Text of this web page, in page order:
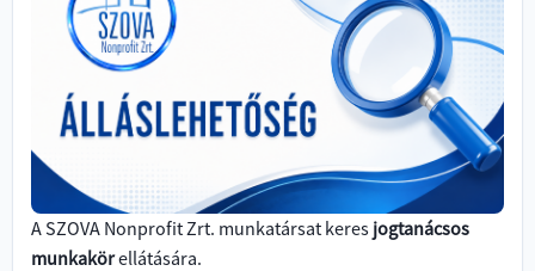
A SZOVA Nonprofit Zrt. munkatársat keres jogtanácsos
munkakörellátására.